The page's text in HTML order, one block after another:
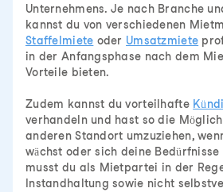
Unternehmens. Je nach Branche
kannst du von verschiedenen
Staffelmiete oder Umsatzmiete
in der Anfangsphase nach dem
Vorteile bieten.
Zudem kannst du vorteilhafte
verhandeln und hast so die
anderen Standort umzuziehen,
wächst oder sich deine Bedürfnisse
musst du als Mietpartei in der
Instandhaltung sowie nicht